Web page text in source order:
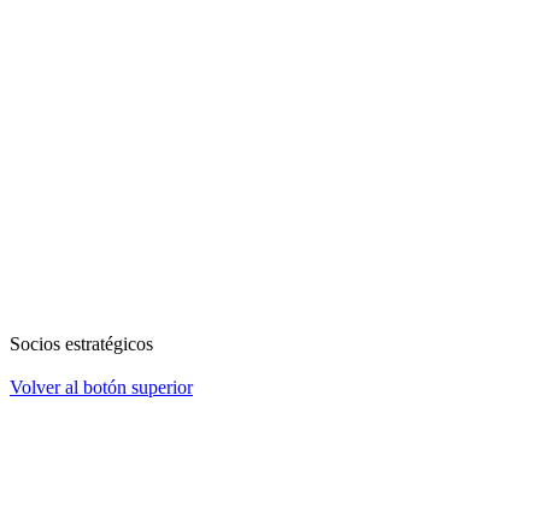
Socios estratégicos
Volver al botón superior